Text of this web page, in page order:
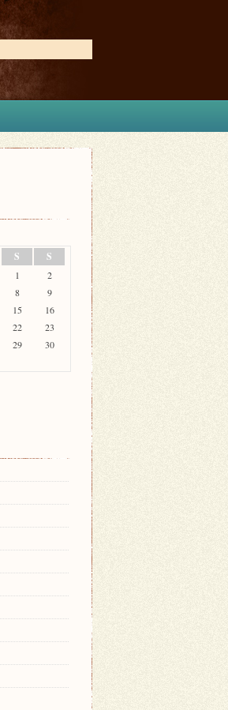
S S
1
2
8
9
15
16
22
23
29
30